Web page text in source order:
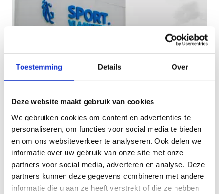
Toestemming Details Over
Deze website maakt gebruik van cookies
We gebruiken cookies om content en advertenties te
personaliseren, om functies voor social media te bieden
en om ons websiteverkeer te analyseren. Ook delen we
informatie over uw gebruik van onze site met onze
partners voor social media, adverteren en analyse. Deze
partners kunnen deze gegevens combineren met andere
informatie die u aan ze heeft verstrekt of die ze hebben
maak gebruik van onze sportfaciliteiten zoals de
indoorpiste, de omnisporthal en wielerbaan.